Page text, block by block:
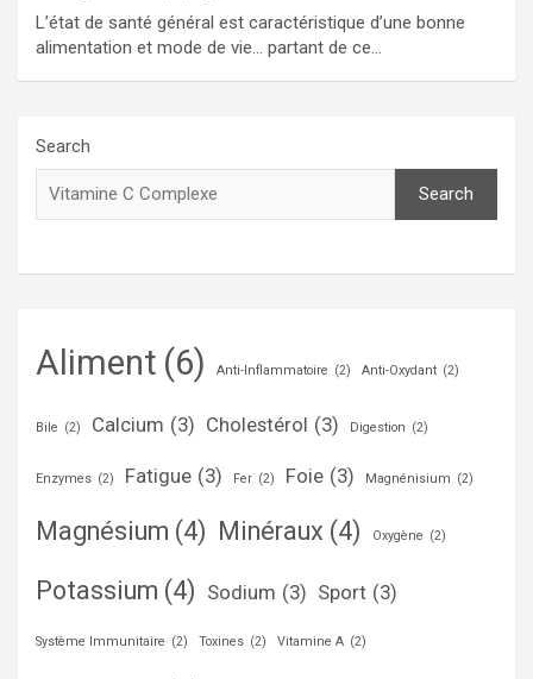
L’état de santé général est caractéristique d’une bonne
alimentation et mode de vie… partant de ce…
Search
Search
Aliment (6) Anti-Inflammatoire (2) Anti-Oxydant (2)
Bile (2) Calcium (3) Cholestérol (3) Digestion (2)
Enzymes (2) Fatigue (3) Fer (2) Foie (3) Magnénisium (2)
Magnésium (4) Minéraux (4) Oxygène (2)
Potassium (4) Sodium (3) Sport (3)
Système Immunitaire (2) Toxines (2) Vitamine A (2)